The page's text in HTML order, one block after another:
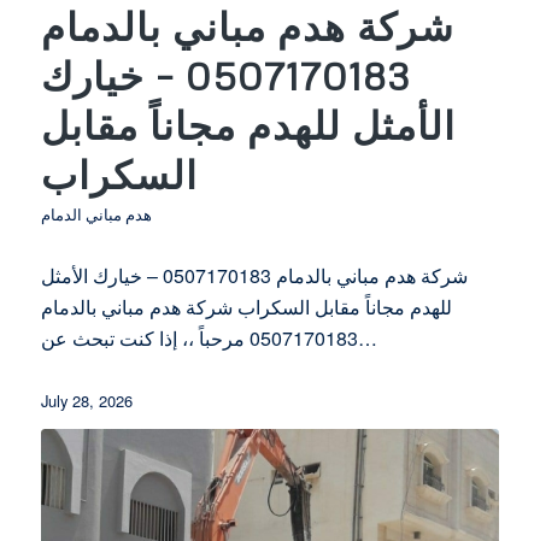
شركة هدم مباني بالدمام
0507170183 – خيارك
الأمثل للهدم مجاناً مقابل
السكراب
هدم مباني الدمام
شركة هدم مباني بالدمام 0507170183 – خيارك الأمثل
للهدم مجاناً مقابل السكراب شركة هدم مباني بالدمام
0507170183 مرحباً ،، إذا كنت تبحث عن…
July 28, 2026